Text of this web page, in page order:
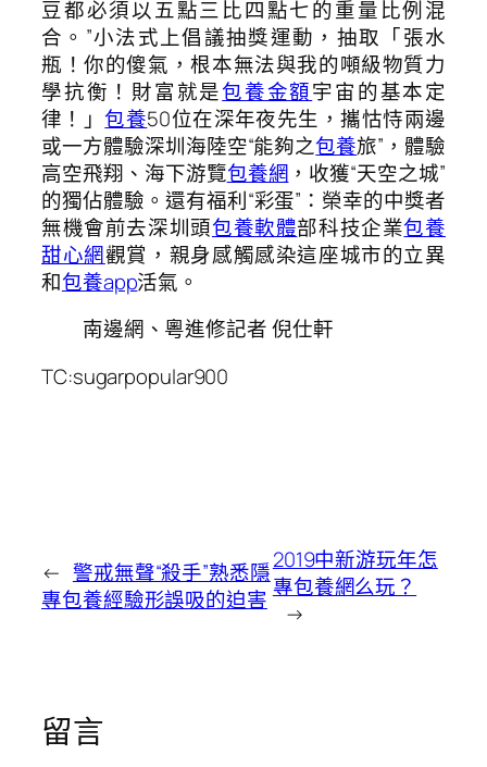
豆都必須以五點三比四點七的重量比例混
合。”小法式上倡議抽獎運動，抽取「張水
瓶！你的傻氣，根本無法與我的噸級物質力
學抗衡！財富就是包養金額宇宙的基本定
律！」包養50位在深年夜先生，攜怙恃兩邊
或一方體驗深圳海陸空“能夠之包養旅”，體驗
高空飛翔、海下游覽包養網 ，收獲“天空之城”
的獨佔體驗。還有福利“彩蛋”：榮幸的中獎者
無機會前去深圳頭包養軟體部科技企業包養
甜心網觀賞，親身感觸感染這座城市的立異
和包養app活氣。
南邊網、粵進修記者 倪仕軒
TC:sugarpopular900
← 警戒無聲“殺手”熟悉隱
專包養經驗形誤吸的迫害
2019中新游玩年怎
專包養網么玩？
→
留言